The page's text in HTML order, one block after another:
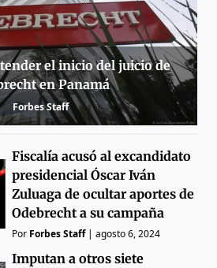
el inicio del juicio de
en Panamá
Forbes Staff
Fiscalía acusó al excandidato
presidencial Óscar Iván
Zuluaga de ocultar aportes de
Odebrecht a su campaña
Por Forbes Staff|agosto 6, 2024
Imputan a otros siete